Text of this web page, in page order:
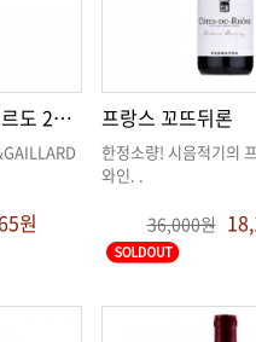
Chateau La 샤펠 보르도 2019
원
프랑스 꼬뜨뒤론
와인. .
36,000원